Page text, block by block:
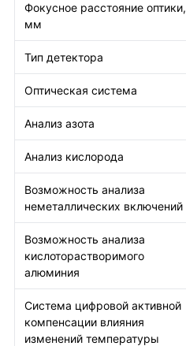
Фокусное расстояние оптики,
мм
Тип детектора
Оптическая система
Анализ азота
Анализ кислорода
Возможность анализа
неметаллических включений
Возможность анализа
кислоторастворимого
алюминия
Система цифровой активной
компенсации влияния
изменений температуры